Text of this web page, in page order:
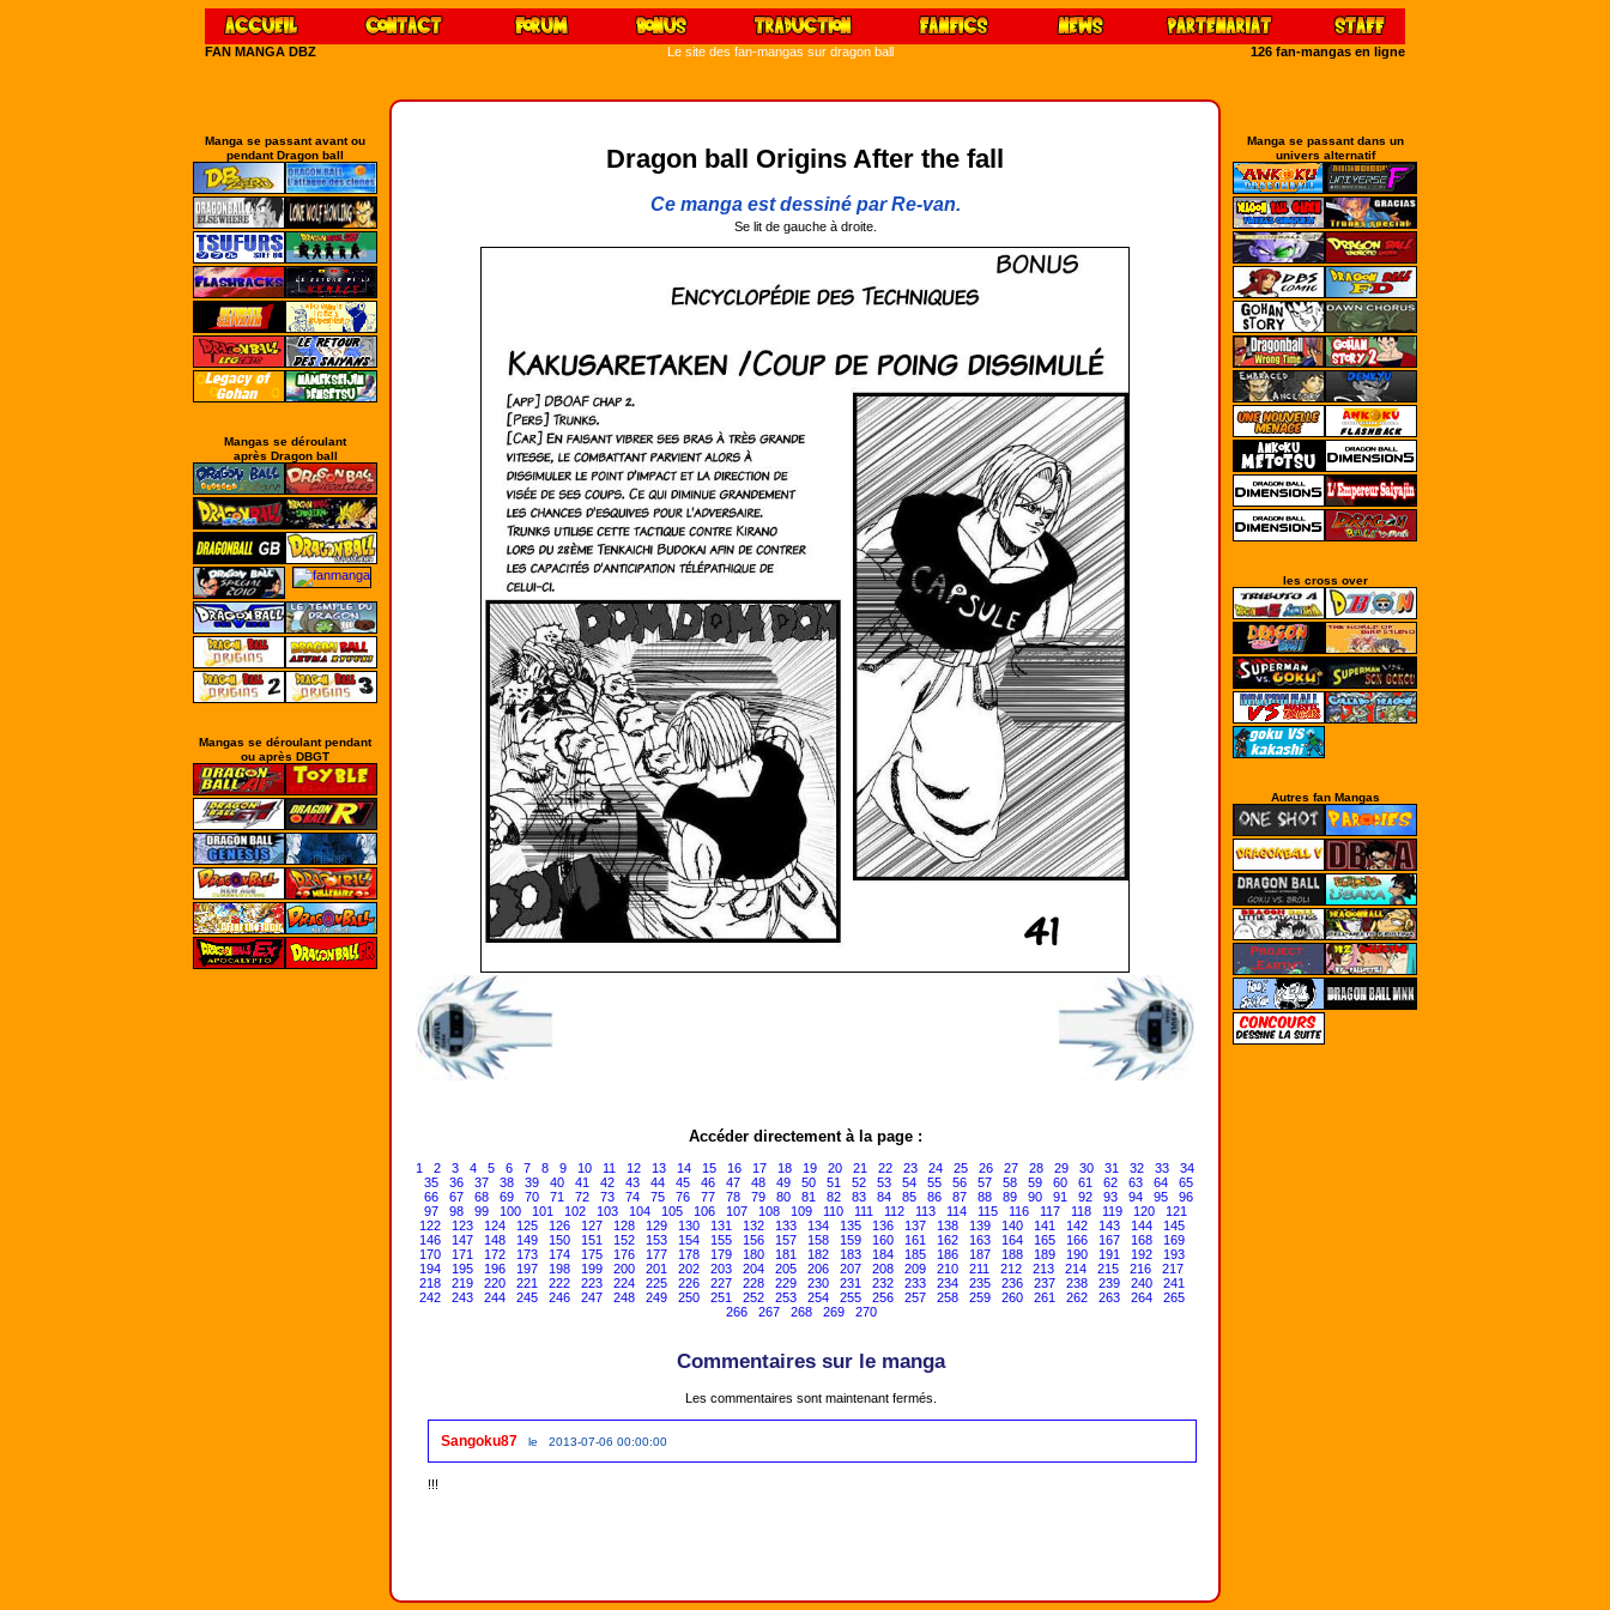
FAN MANGA DBZ Le site des fan-mangas sur dragon ball 126 fan-mangas en ligne
Manga se passant dans un
univers alternatif
les cross over
Autres fan Mangas
Manga se passant avant ou
pendant Dragon ball
Mangas se déroulant
après Dragon ball
Mangas se déroulant pendant
ou après DBGT
Dragon ball Origins After the fall
Ce manga est dessiné par Re-van.
Se lit de gauche à droite.
Accéder directement à la page :
1 2 3 4 5 6 7 8 9 10 11 12 13 14 15 16 17 18 19 20 21 22 23 24 25 26 27 28 29 30 31 32 33
34
35
36 37 38 39 40 41 42 43 44 45 46 47 48 49 50 51 52 53 54 55 56 57 58 59 60 61 62 63 64
65
66
67 68 69 70 71 72 73 74 75 76 77 78 79 80 81 82 83 84 85 86 87 88 89 90 91 92 93 94 95
96
97
98 99 100 101 102 103 104 105 106 107 108 109 110 111 112 113 114 115 116 117 118 119 120
121
122
123 124 125 126 127 128 129 130 131 132 133 134 135 136 137 138 139 140 141 142 143 144
145
146
147 148 149 150 151 152 153 154 155 156 157 158 159 160 161 162 163 164 165 166 167 168
169
170
171 172 173 174 175 176 177 178 179 180 181 182 183 184 185 186 187 188 189 190 191 192
193
194
195 196 197 198 199 200 201 202 203 204 205 206 207 208 209 210 211 212 213 214 215 216
217
218
219 220 221 222 223 224 225 226 227 228 229 230 231 232 233 234 235 236 237 238 239 240
241
242
243 244 245 246 247 248 249 250 251 252 253 254 255 256 257 258 259 260 261 262 263 264
265
266
267 268 269 270
Commentaires sur le manga
Les commentaires sont maintenant fermés.
Sangoku87 le 2013-07-06 00:00:00
!!!